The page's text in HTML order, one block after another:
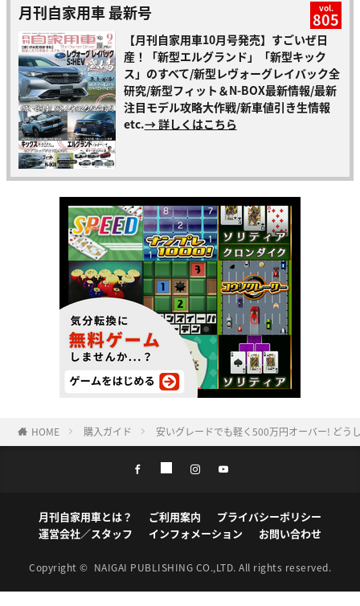
月刊自家用車 最新号 vol.
805
【月刊自家用車10月号発売】すごいぜ日
産！「新型エルグランド」「新型キック
ス」のすべて/新型レヴォーグレイバック全
研究/新型フィット＆N-BOX最新情報/最新
注目モデル攻略大作戦/新車値引き生情報
etc.→ 詳しくはこちら
HOME 購入ガイド 安いグレードでも軽く500万円オーバー! どう
月刊自家用車とは？ ご利用案内
プライバシーポリシー
運営会社／スタッフ
インフォメーション お問い合わせ
Copyright © NAIGAI PUBLISHING CO.,LTD. All rights reserved.